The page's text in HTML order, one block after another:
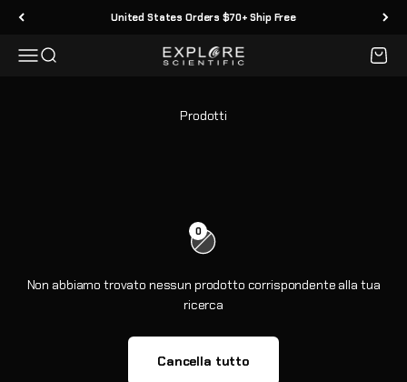
Vai al contenuto United States Orders $70+ Ship Free
MenùCerca Explore Scientific
0
Non abbiamo trovato nessun prodotto corrispondente alla tua
ricerca
Cancella tutto